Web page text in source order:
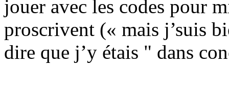
jouer avec les codes pour
proscrivent (« mais j’suis
dire que j’y étais " dans